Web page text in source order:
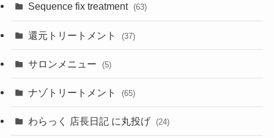
Sequence fix treatment (63)
還元トリートメント (37)
サロンメニュー (5)
ナゾトリートメント (65)
わらっく 店長日記 に丸投げ (24)